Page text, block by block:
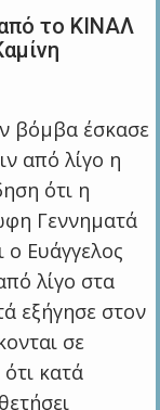
το ΚΙΝΑΛ
βόμβα έσκασε
από λίγο η
ότι η
Γεννηματά
ο Ευάγγελος
λίγο στα
εξήγησε στον
σε
κατά